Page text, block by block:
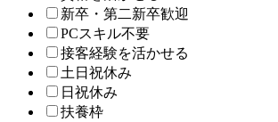
新卒・第二新卒歓迎
PCスキル不要
接客経験を活かせる
土日祝休み
日祝休み
扶養枠